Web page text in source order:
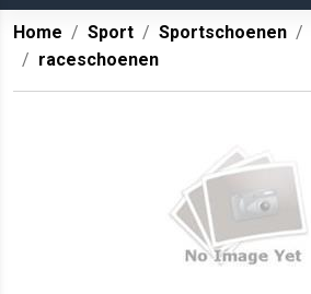
Home Sport Sportschoenen
raceschoenen